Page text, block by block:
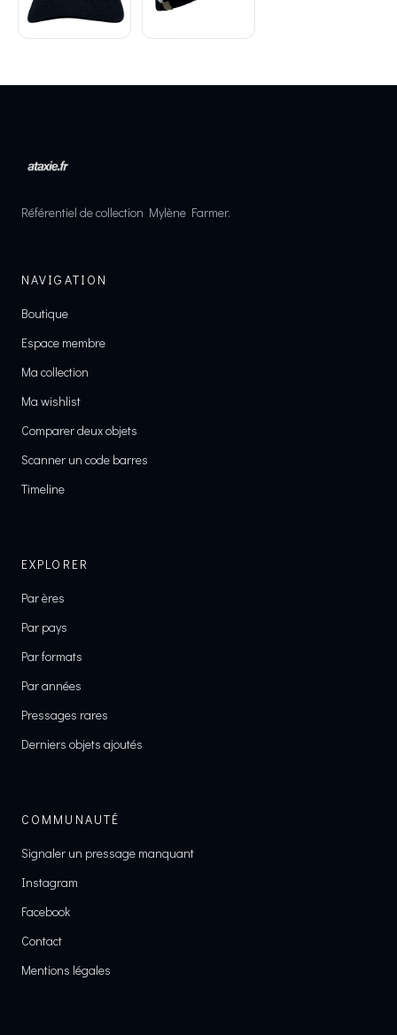
Référentiel de collection Mylène Farmer.
NAVIGATION
Boutique
Espace membre
Ma collection
Ma wishlist
Comparer deux objets
Scanner un code barres
Timeline
EXPLORER
Par ères
Par pays
Par formats
Par années
Pressages rares
Derniers objets ajoutés
COMMUNAUTÉ
Signaler un pressage manquant
Instagram
Facebook
Contact
Mentions légales